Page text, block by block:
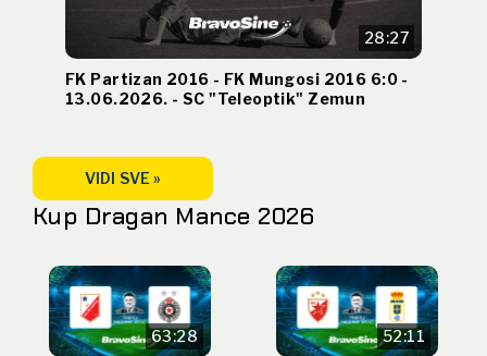
28:27
FK Partizan 2016 - FK Mungosi 2016 6:0 -
13.06.2026. - SC "Teleoptik" Zemun
VIDI SVE »
Kup Dragan Mance 2026
63:28 52:11